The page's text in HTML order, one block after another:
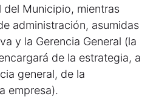
del Municipio, mientras
administración, asumidas
y la Gerencia General (la
de la estrategia, a
general, de la
empresa).